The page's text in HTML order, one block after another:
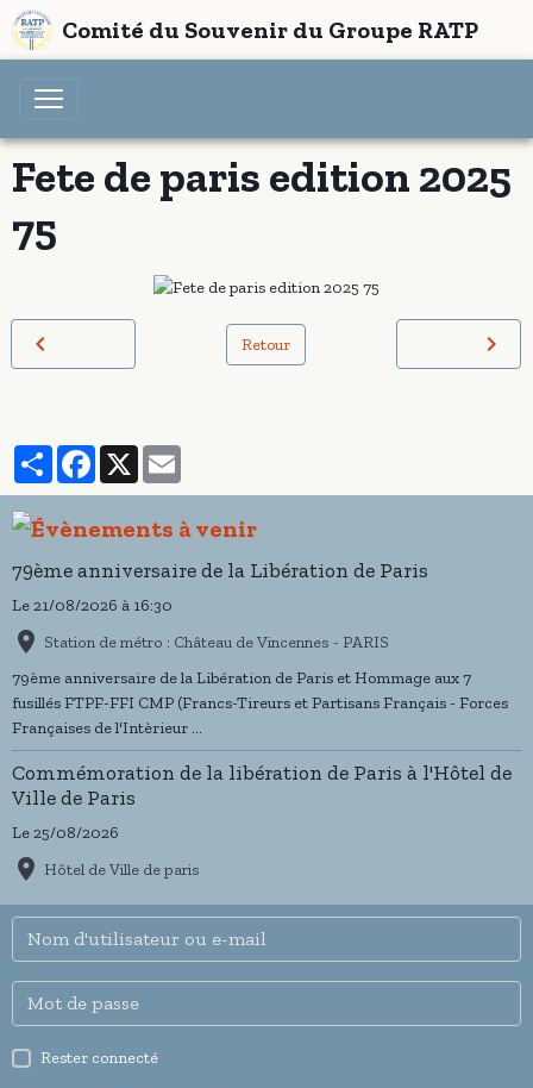
Comité du Souvenir du Groupe RATP
Fete de paris edition 2025
75
Retour
PartagerFacebook
X
79ème anniversaire de la Libération de Paris
Le 21/08/2026 à 16:30
Station de métro : Château de Vincennes - PARIS
79ème anniversaire de la Libération de Paris et Hommage aux 7
fusillés FTPF-FFI CMP (Francs-Tireurs et Partisans Français - Forces
Françaises de l'Intèrieur ...
Commémoration de la libération de Paris à l'Hôtel de
Ville de Paris
Le 25/08/2026
Hôtel de Ville de paris
Rester connecté